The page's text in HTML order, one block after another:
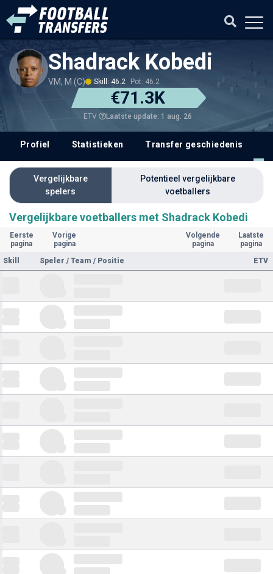
Shadrack Kobedi
VM, M (C) Skill: 46.2 Pot: 46.2
€71.3K
ETV Laatste update: 1 aug. 26
Profiel Statistieken Transfer geschiedenis
Vergelijkbare
spelers
Potentieel vergelijkbare
voetballers
Vergelijkbare voetballers met Shadrack Kobedi
Eerste
pagina
Vorige
pagina
Volgende
pagina
Laatste
pagina
Skill
Speler / Team / Positie ETV